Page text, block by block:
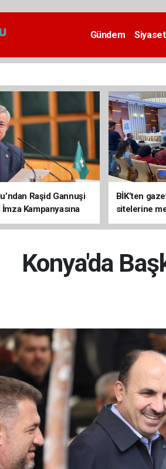
Gündem Siyaset
Raşid Gannuşi
Kampanyasına
BİK’ten
sitelerine
Konya'da